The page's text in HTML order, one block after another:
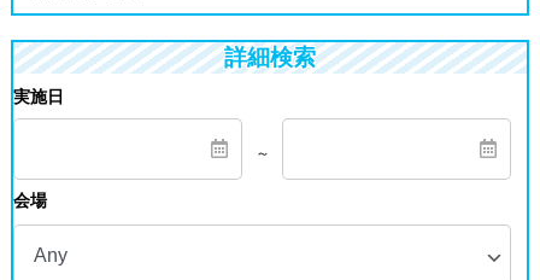
詳細検索
実施日
～
会場